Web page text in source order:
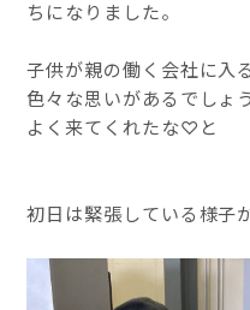
ちになりました。
子供が親の働く会社に入
色々な思いがあるでしょ
よく来てくれたな♡と
初日は緊張している様子